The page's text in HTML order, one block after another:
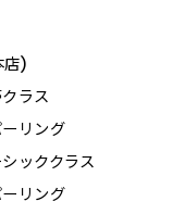
店)
ラス
リング
ッククラス
リング